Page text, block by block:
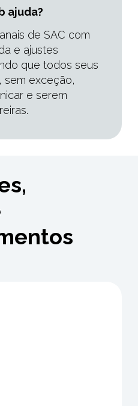
ajuda?
de SAC com
e ajustes
que todos seus
sem exceção,
e serem